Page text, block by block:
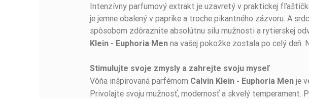
Intenzívny parfumový extrakt je uzavretý v praktickej
je jemne obalený v paprike a troche pikantného zázvoru. A
spôsobom zdôraznite absolútnu silu mužnosti a rytierskej
Klein - Euphoria Men na vašej pokožke zostala po celý
Stimulujte svoje zmysly a zahrejte svoju myseľ
Vôňa inšpirovaná parfémom Calvin Klein - Euphoria Men je
Privolajte svoju mužnosť, modernosť a skvelý temperament.